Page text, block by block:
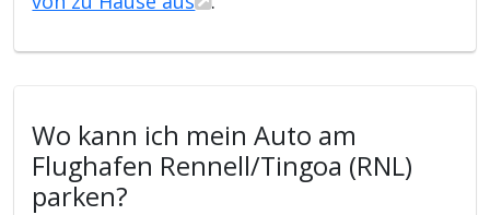
Wo kann ich mein Auto am
Flughafen Rennell/Tingoa (RNL)
parken?